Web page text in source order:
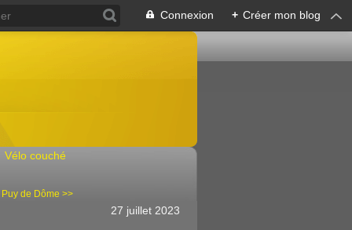
Connexion + Créer mon blog
Vélo couché
de Dôme >>
27 juillet 2023